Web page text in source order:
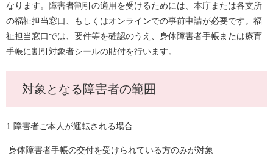
なります。障害者割引の適用を受けるためには、本庁または各支所
の福祉担当窓口、もしくはオンラインでの事前申請が必要です。福
祉担当窓口では、要件等を確認のうえ、身体障害者手帳または療育
手帳に割引対象者シールの貼付を行います。
対象となる障害者の範囲
1.障害者ご本人が運転される場合
身体障害者手帳の交付を受けられている方のみが対象